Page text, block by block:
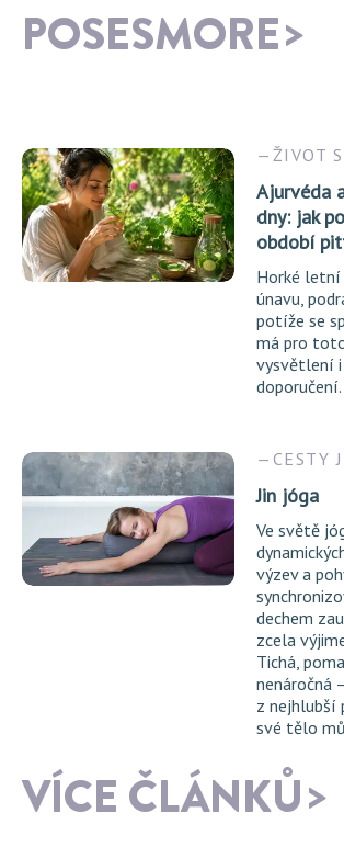
POSESMORE
ŽIVOT
Ajurvéda
dny: jak
období
Horké letní
únavu,
potíže se
má pro
vysvětlení
doporučení.
CESTY
Jin jóga
Ve světě
výzev a
dechem
zcela
Tichá,
nenáročná
z nejhlubší
své tělo
VÍCE ČLÁNKŮ